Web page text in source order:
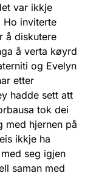
var ikkje
Ho inviterte
å diskutere
å verta køyrd
og Evelyn
etter
hadde sett att
tok dei
med hjernen på
ikkje ha
seg igjen
saman med